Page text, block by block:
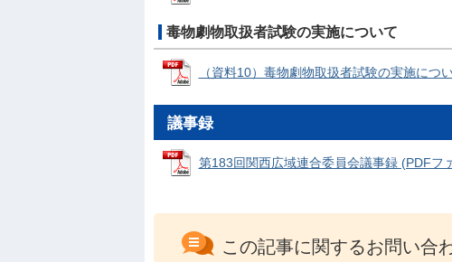
毒物劇物取扱者試験の実施について
（資料10）毒物劇物取扱者試験の実施につ
議事録
第183回関西広域連合委員会議事録 (PDFフ
この記事に関するお問い合